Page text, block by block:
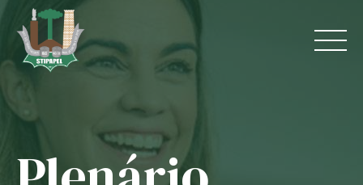
content